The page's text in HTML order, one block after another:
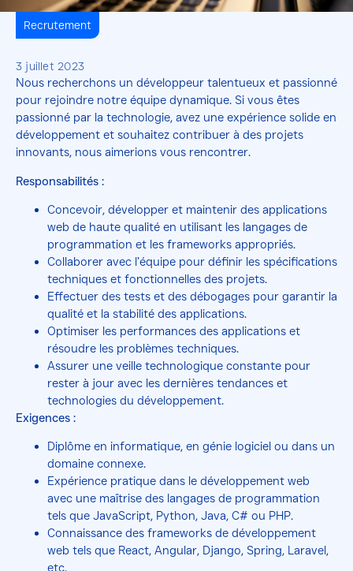
Recrutement
3 juillet 2023
Nous recherchons un développeur talentueux et passionné
pour rejoindre notre équipe dynamique. Si vous êtes
passionné par la technologie, avez une expérience solide en
développement et souhaitez contribuer à des projets
innovants, nous aimerions vous rencontrer.
Responsabilités :
Concevoir, développer et maintenir des applications
web de haute qualité en utilisant les langages de
programmation et les frameworks appropriés.
Collaborer avec l’équipe pour définir les spécifications
techniques et fonctionnelles des projets.
Effectuer des tests et des débogages pour garantir la
qualité et la stabilité des applications.
Optimiser les performances des applications et
résoudre les problèmes techniques.
Assurer une veille technologique constante pour
rester à jour avec les dernières tendances et
technologies du développement.
Exigences :
Diplôme en informatique, en génie logiciel ou dans un
domaine connexe.
Expérience pratique dans le développement web
avec une maîtrise des langages de programmation
tels que JavaScript, Python, Java, C# ou PHP.
Connaissance des frameworks de développement
web tels que React, Angular, Django, Spring, Laravel,